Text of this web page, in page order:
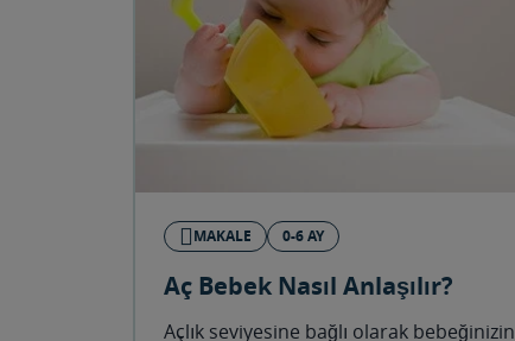
MAKALE 0-6 AY
Aç Bebek Nasıl Anlaşılır?
Açlık seviyesine bağlı olarak bebeğinizin